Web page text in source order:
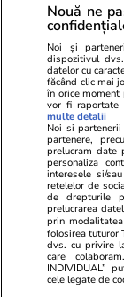
Știri România
Ilie Bolojan
autorităților
timpul stării
MW este
Știri România
Guvernul a
lei din fondul
intervenții de
Nouă ne
Noi și
dispozitivul
datelor cu
făcând clic mai
în orice
vor fi raportate
multe detalii
Noi si
partenere,
prelucram date
personaliza
interesele si/
retelelor de
de drepturile
prelucrarea
prin
folosirea tuturor
dvs. cu privire
care
INDIVIDUAL”
cele legate de